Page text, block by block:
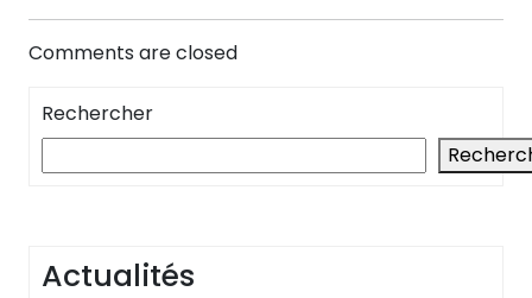
Comments are closed
Rechercher
Actualités